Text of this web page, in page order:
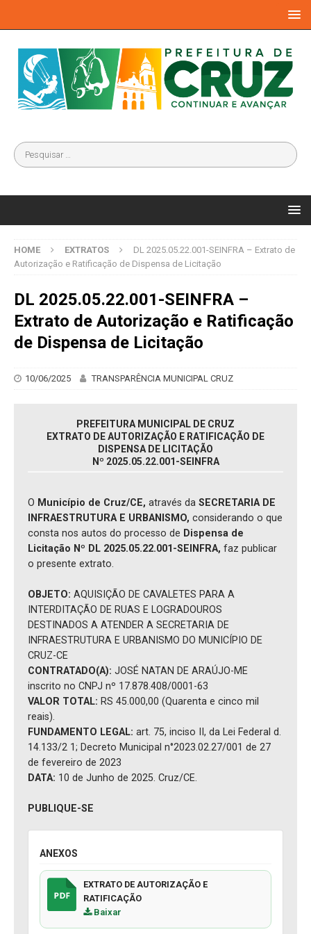
HOME EXTRATOS
DL 2025.05.22.001-SEINFRA – Extrato de
Autorização e Ratificação de Dispensa de Licitação
DL 2025.05.22.001-SEINFRA –
Extrato de Autorização e Ratificação
de Dispensa de Licitação
10/06/2025 TRANSPARÊNCIA MUNICIPAL CRUZ
PREFEITURA MUNICIPAL DE CRUZ
EXTRATO DE AUTORIZAÇÃO E RATIFICAÇÃO DE
DISPENSA DE LICITAÇÃO
Nº 2025.05.22.001-SEINFRA
O Município de Cruz/CE, através da SECRETARIA DE
INFRAESTRUTURA E URBANISMO, considerando o que
consta nos autos do processo de Dispensa de
Licitação Nº DL 2025.05.22.001-SEINFRA, faz publicar
o presente extrato.
OBJETO: AQUISIÇÃO DE CAVALETES PARA A
INTERDITAÇÃO DE RUAS E LOGRADOUROS
DESTINADOS A ATENDER A SECRETARIA DE
INFRAESTRUTURA E URBANISMO DO MUNICÍPIO DE
CRUZ-CE
CONTRATADO(A): JOSÉ NATAN DE ARAÚJO-ME
inscrito no CNPJ nº 17.878.408/0001-63
VALOR TOTAL: RS 45.000,00 (Quarenta e cinco mil
reais).
FUNDAMENTO LEGAL: art. 75, inciso II, da Lei Federal d.
14.133/2 1; Decreto Municipal n°2023.02.27/001 de 27
de fevereiro de 2023
DATA: 10 de Junho de 2025. Cruz/CE.
PUBLIQUE-SE
ANEXOS
EXTRATO DE AUTORIZAÇÃO E
RATIFICAÇÃO
Baixar